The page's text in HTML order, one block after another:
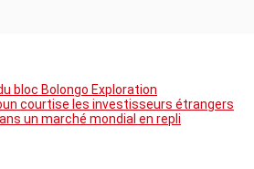
bloc Bolongo Exploration
courtise les investisseurs étrangers
un marché mondial en repli